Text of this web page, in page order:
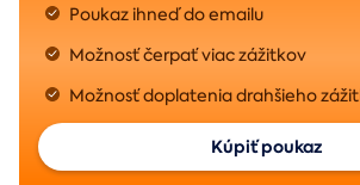
Poukaz ihneď do emailu
Možnosť čerpať viac zážitkov
Možnosť doplatenia drahšieho
Kúpiť poukaz